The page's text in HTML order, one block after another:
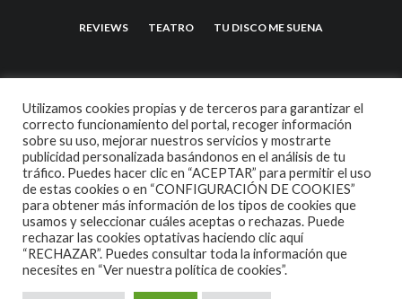
REVIEWS TEATRO TU DISCO ME SUENA
2007 COPYRIGHT -CODETIPITHEME
Utilizamos cookies propias y de terceros para garantizar el
correcto funcionamiento del portal, recoger información
sobre su uso, mejorar nuestros servicios y mostrarte
publicidad personalizada basándonos en el análisis de tu
tráfico. Puedes hacer clic en “ACEPTAR” para permitir el uso
de estas cookies o en “CONFIGURACIÓN DE COOKIES”
para obtener más información de los tipos de cookies que
usamos y seleccionar cuáles aceptas o rechazas. Puede
rechazar las cookies optativas haciendo clic aquí
“RECHAZAR”. Puedes consultar toda la información que
necesites en “Ver nuestra política de cookies”.